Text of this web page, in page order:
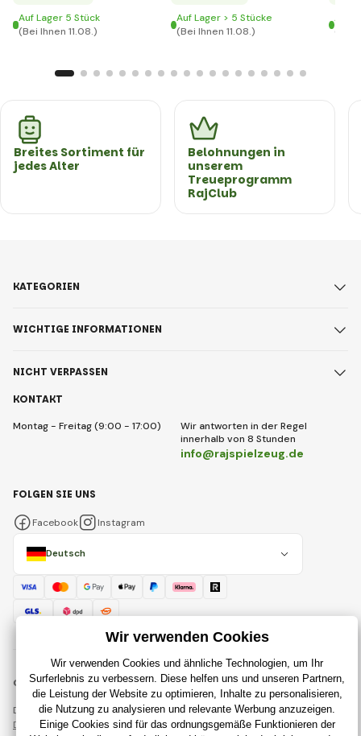
Auf Lager 5 Stück
(Bei Ihnen 11.08.)
Auf Lager > 5 Stücke
(Bei Ihnen 11.08.)
Auf
(Bei
Breites Sortiment für
jedes Alter
Belohnungen in
unserem
Treueprogramm
RajClub
KONTAKT
Montag - Freitag (9:00 - 17:00)
Wir antworten in der Regel
innerhalb von 8 Stunden
info@rajspielzeug.de
KATEGORIEN
WICHTIGE INFORMATIONEN
NICHT VERPASSEN
Deutsch
FOLGEN SIE UNS
Facebook Instagram
© 2018 - 2026 RajSpielzeug.de, Alle Rechte vorbehalten
Diese Seite ist durch reCAPTCHA geschützt und es gelten
DatenschutzbestimmungenUnternehmen Google und deren